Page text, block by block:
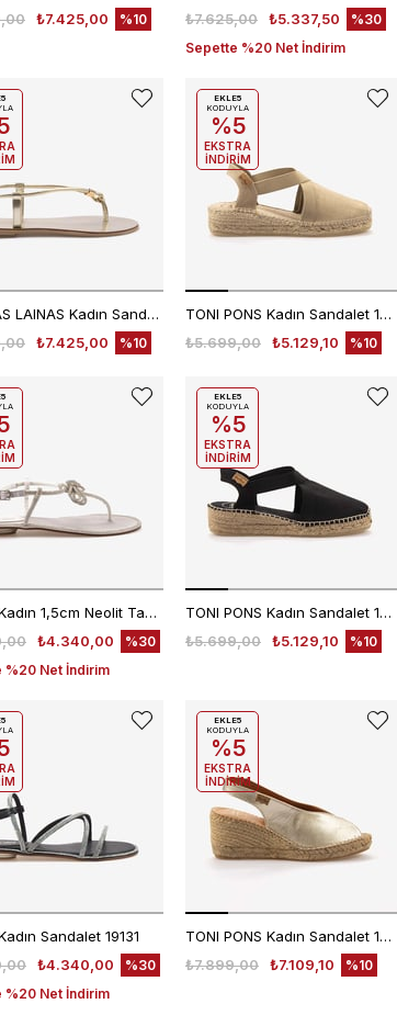
₺7.425,00
%10
₺5.337,50
₺7.625,00
Sepette %20 Net İndirim
%30
NICOLAS LAINAS Kadın Sandalet 53GM
₺7.425,00
%10
TONI PONS Kadın Sandalet 1TONW2019003
₺5.129,10
₺5.699,00 %10
EKLE5
KODUYLA
%5
EKSTRA
İNDİRİM
Rouge Kadın 1,5cm Neolit Taban Gri Taş Süslemeli Parmak Arası Sandalet R1-4
₺4.340,00
%20 Net İndirim
%30
TONI PONS Kadın Sandalet 1TONW2020116
₺5.129,10
₺5.699,00 %10
EKLE5
KODUYLA
%5
EKSTRA
İNDİRİM
Sandalet 19131
₺4.340,00
%20 Net İndirim
%30
TONI PONS Kadın Sandalet 1TONW2025162
₺7.109,10
₺7.899,00 %10
EKLE5
KODUYLA
%5
EKSTRA
İNDİRİM